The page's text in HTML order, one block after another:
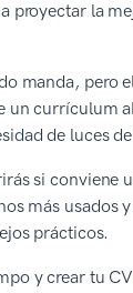
proyectar la
manda, pero
un currículum
de luces
si conviene
más usados
prácticos.
y crear tu